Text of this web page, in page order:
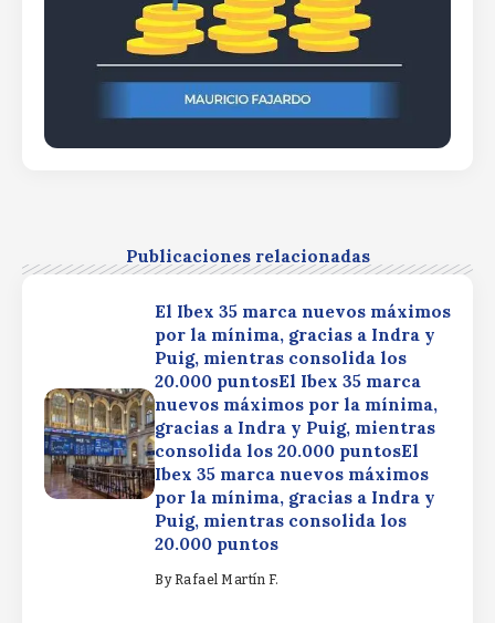
Publicaciones relacionadas
El Ibex 35 marca nuevos máximos
por la mínima, gracias a Indra y
Puig, mientras consolida los
20.000 puntosEl Ibex 35 marca
nuevos máximos por la mínima,
gracias a Indra y Puig, mientras
consolida los 20.000 puntosEl
Ibex 35 marca nuevos máximos
por la mínima, gracias a Indra y
Puig, mientras consolida los
20.000 puntos
By Rafael Martín F.